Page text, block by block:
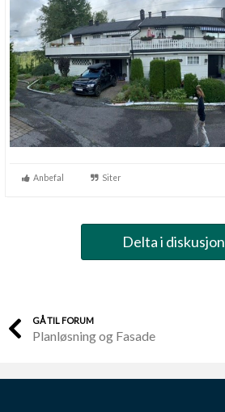
Anbefal Siter
Delta i
GÅ TIL FORUM
Planløsning og Fasade